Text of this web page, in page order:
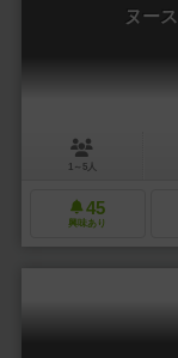
ヌー
1～5人
45
興味あり